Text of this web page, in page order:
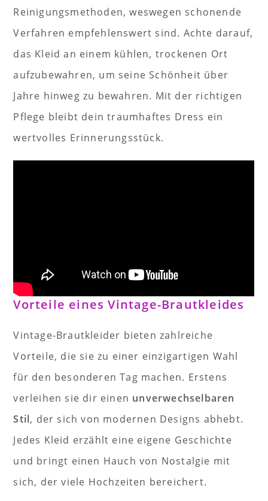
Reinigungsmethoden, weswegen schonende
Verfahren empfehlenswert sind. Achte darauf,
das Kleid an einem kühlen, trockenen Ort
aufzubewahren, um seine Schönheit über
Jahre hinweg zu bewahren. Mit der richtigen
Pflege bleibt dein traumhaftes Dress ein
wertvolles Erinnerungsstück.
Vorteile eines Vintage-Brautkleides
Vintage-Brautkleider bieten zahlreiche
Vorteile, die sie zu einer einzigartigen Wahl
für den besonderen Tag machen. Erstens
verleihen sie dir einen unverwechselbaren
Stil, der sich von modernen Designs abhebt.
Jedes Kleid erzählt eine eigene Geschichte
und bringt einen Hauch von Nostalgie mit
sich, der viele Hochzeiten bereichert.